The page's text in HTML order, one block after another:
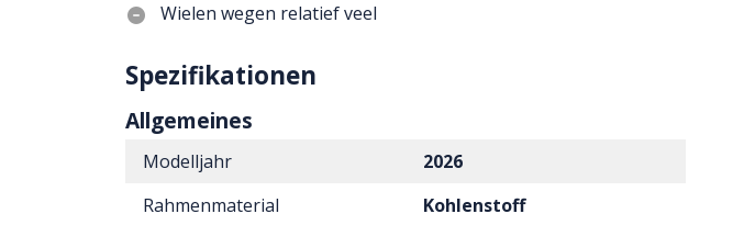
Wielen wegen relatief veel
Spezifikationen
Allgemeines
Modelljahr
2026
Rahmenmaterial
Kohlenstoff